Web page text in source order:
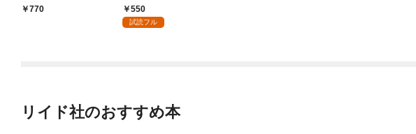
特典付き】
770
め１550
試読フル
リイド社のおすすめ本